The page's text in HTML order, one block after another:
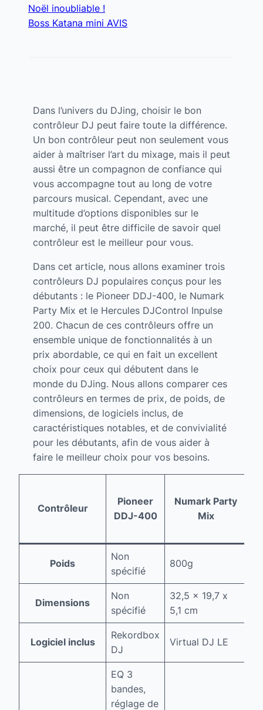
Noël inoubliable !
Boss Katana mini AVIS
Dans l’univers du DJing, choisir le bon
contrôleur DJ peut faire toute la différence.
Un bon contrôleur peut non seulement vous
aider à maîtriser l’art du mixage, mais il peut
aussi être un compagnon de confiance qui
vous accompagne tout au long de votre
parcours musical. Cependant, avec une
multitude d’options disponibles sur le
marché, il peut être difficile de savoir quel
contrôleur est le meilleur pour vous.
Dans cet article, nous allons examiner trois
contrôleurs DJ populaires conçus pour les
débutants : le Pioneer DDJ-400, le Numark
Party Mix et le Hercules DJControl Inpulse
200. Chacun de ces contrôleurs offre un
ensemble unique de fonctionnalités à un
prix abordable, ce qui en fait un excellent
choix pour ceux qui débutent dans le
monde du DJing. Nous allons comparer ces
contrôleurs en termes de prix, de poids, de
dimensions, de logiciels inclus, de
caractéristiques notables, et de convivialité
pour les débutants, afin de vous aider à
faire le meilleur choix pour vos besoins.
Contrôleur
Pioneer
DDJ-400
Numark Party
Mix
Poids
Non
spécifié
800g
Dimensions
Non
spécifié
32,5 x 19,7 x
5,1 cm
Logiciel inclus
Rekordbox
DJ
Virtual DJ LE
EQ 3
bandes,
réglage de